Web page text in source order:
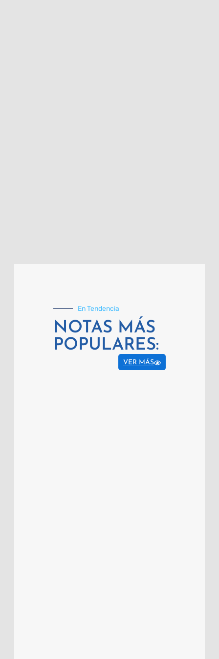
En Tendencia
NOTAS MÁS
POPULARES:
VER MÁS